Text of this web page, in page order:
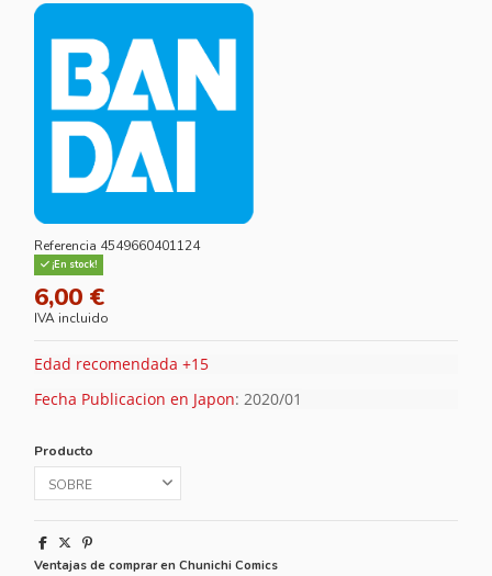
Referencia 4549660401124
¡En stock!
6,00 €
IVA incluido
Edad recomendada +15
Fecha Publicacion en Japon: 2020/01
Producto
Ventajas de comprar en Chunichi Comics